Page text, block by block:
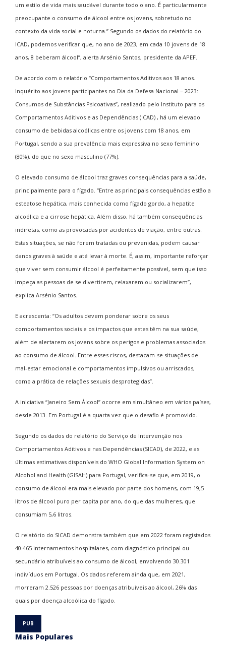
um estilo de vida mais saudável durante todo o ano. É particularmente
preocupante o consumo de álcool entre os jovens, sobretudo no
contexto da vida social e noturna.” Segundo os dados do relatório do
ICAD, podemos verificar que, no ano de 2023, em cada 10 jovens de 18
anos, 8 beberam álcool”, alerta Arsénio Santos, presidente da APEF.
De acordo com o relatório “Comportamentos Aditivos aos 18 anos.
Inquérito aos jovens participantes no Dia da Defesa Nacional – 2023:
Consumos de Substâncias Psicoativas”, realizado pelo Instituto para os
Comportamentos Aditivos e as Dependências (ICAD) , há um elevado
consumo de bebidas alcoólicas entre os jovens com 18 anos, em
Portugal, sendo a sua prevalência mais expressiva no sexo feminino
(80%), do que no sexo masculino (77%).
O elevado consumo de álcool traz graves consequências para a saúde,
principalmente para o fígado. “Entre as principais consequências estão a
esteatose hepática, mais conhecida como fígado gordo, a hepatite
alcoólica e a cirrose hepática. Além disso, há também consequências
indiretas, como as provocadas por acidentes de viação, entre outras.
Estas situações, se não forem tratadas ou prevenidas, podem causar
danos graves à saúde e até levar à morte. É, assim, importante reforçar
que viver sem consumir álcool é perfeitamente possível, sem que isso
impeça as pessoas de se divertirem, relaxarem ou socializarem”,
explica Arsénio Santos.
E acrescenta: “Os adultos devem ponderar sobre os seus
comportamentos sociais e os impactos que estes têm na sua saúde,
além de alertarem os jovens sobre os perigos e problemas associados
ao consumo de álcool. Entre esses riscos, destacam-se situações de
mal-estar emocional e comportamentos impulsivos ou arriscados,
como a prática de relações sexuais desprotegidas”.
A iniciativa “Janeiro Sem Álcool” ocorre em simultâneo em vários países,
desde 2013. Em Portugal é a quarta vez que o desafio é promovido.
Segundo os dados do relatório do Serviço de Intervenção nos
Comportamentos Aditivos e nas Dependências (SICAD), de 2022, e as
últimas estimativas disponíveis do WHO Global Information System on
Alcohol and Health (GISAH) para Portugal, verifica-se que, em 2019, o
consumo de álcool era mais elevado por parte dos homens, com 19,5
litros de álcool puro per capita por ano, do que das mulheres, que
consumiam 5,6 litros.
O relatório do SICAD demonstra também que em 2022 foram registados
40.465 internamentos hospitalares, com diagnóstico principal ou
secundário atribuíveis ao consumo de álcool, envolvendo 30.301
indivíduos em Portugal. Os dados referem ainda que, em 2021,
morreram 2.526 pessoas por doenças atribuíveis ao álcool, 26% das
quais por doença alcoólica do fígado.
Mais Populares